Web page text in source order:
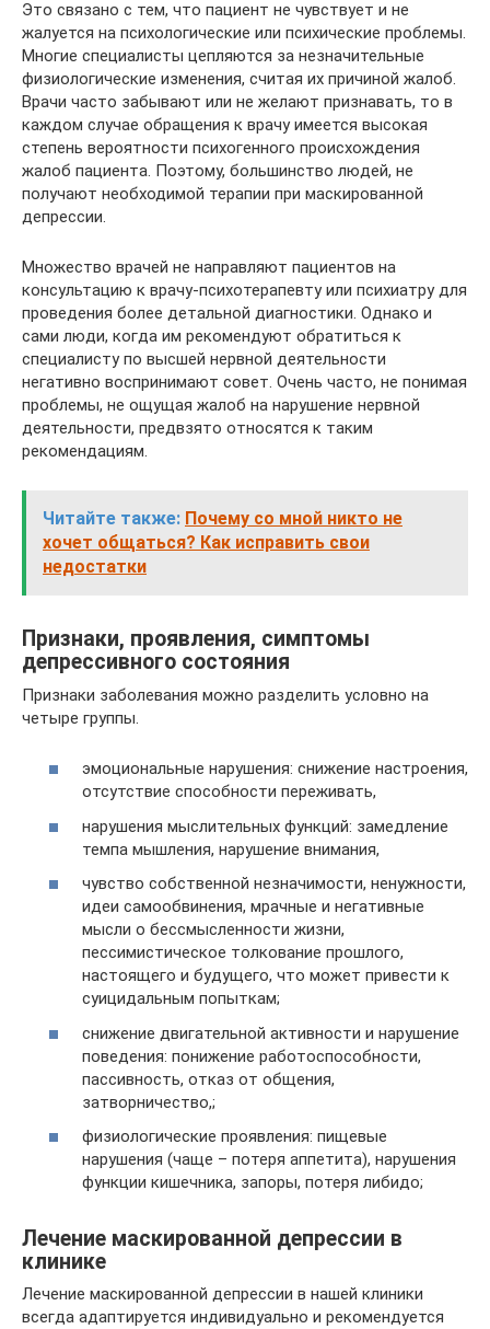
Это связано с тем, что пациент не чувствует и не
жалуется на психологические или психические проблемы.
Многие специалисты цепляются за незначительные
физиологические изменения, считая их причиной жалоб.
Врачи часто забывают или не желают признавать, то в
каждом случае обращения к врачу имеется высокая
степень вероятности психогенного происхождения
жалоб пациента. Поэтому, большинство людей, не
получают необходимой терапии при маскированной
депрессии.
Множество врачей не направляют пациентов на
консультацию к врачу-психотерапевту или психиатру для
проведения более детальной диагностики. Однако и
сами люди, когда им рекомендуют обратиться к
специалисту по высшей нервной деятельности
негативно воспринимают совет. Очень часто, не понимая
проблемы, не ощущая жалоб на нарушение нервной
деятельности, предвзято относятся к таким
рекомендациям.
Читайте также: Почему со мной никто не
хочет общаться? Как исправить свои
недостатки
Признаки, проявления, симптомы
депрессивного состояния
Признаки заболевания можно разделить условно на
четыре группы.
эмоциональные нарушения: снижение настроения,
отсутствие способности переживать,
нарушения мыслительных функций: замедление
темпа мышления, нарушение внимания,
чувство собственной незначимости, ненужности,
идеи самообвинения, мрачные и негативные
мысли о бессмысленности жизни,
пессимистическое толкование прошлого,
настоящего и будущего, что может привести к
суицидальным попыткам;
снижение двигательной активности и нарушение
поведения: понижение работоспособности,
пассивность, отказ от общения,
затворничество,;
физиологические проявления: пищевые
нарушения (чаще – потеря аппетита), нарушения
функции кишечника, запоры, потеря либидо;
Лечение маскированной депрессии в
клинике
Лечение маскированной депрессии в нашей клиники
всегда адаптируется индивидуально и рекомендуется